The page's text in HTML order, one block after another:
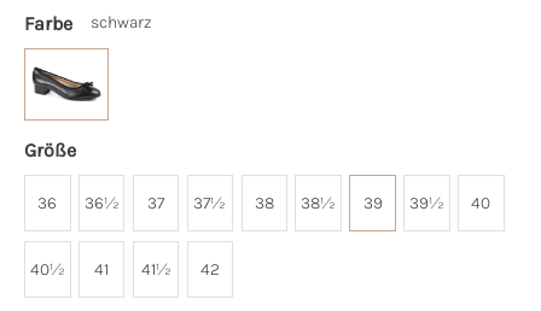
Farbe schwarz
Größe
36 36½ 37 37½ 38 38½ 39 39½ 40
40½ 41 41½ 42